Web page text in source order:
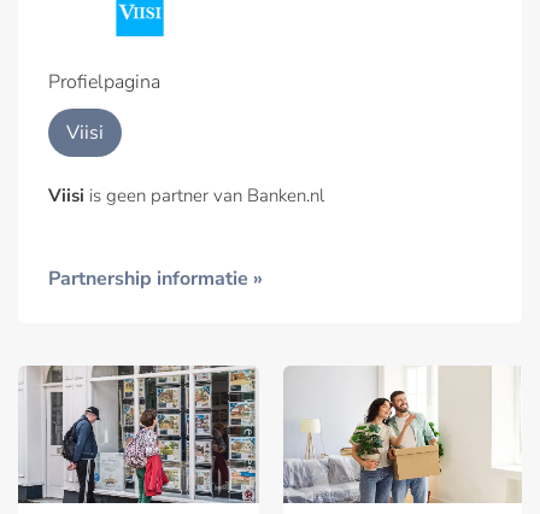
Profielpagina
Viisi
Viisi is geen partner van Banken.nl
Partnership informatie »